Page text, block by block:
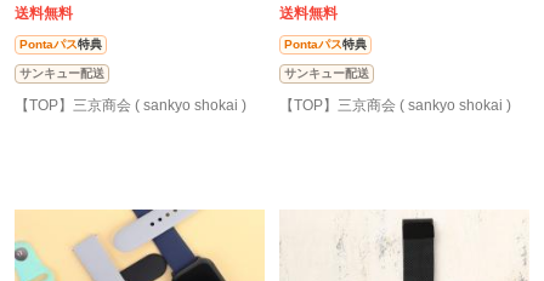
ワン
送料無料
Pontaパス特典
サンキュー配送
【TOP】三京商会 ( sankyo shokai )
【ネ
送料無料
Pontaパス特典
サンキュー配送
【TOP】三京商会 ( sankyo shokai )